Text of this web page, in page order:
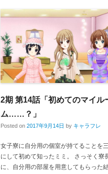
2期 第14話「初めてのマイル
ム……？」
Posted on 2017年9月14日 by キャラフレ
女子寮に自分用の個室が持てることを
にして初めて知ったミミ。 さっそく寮
に、自分用の部屋を用意してもらった